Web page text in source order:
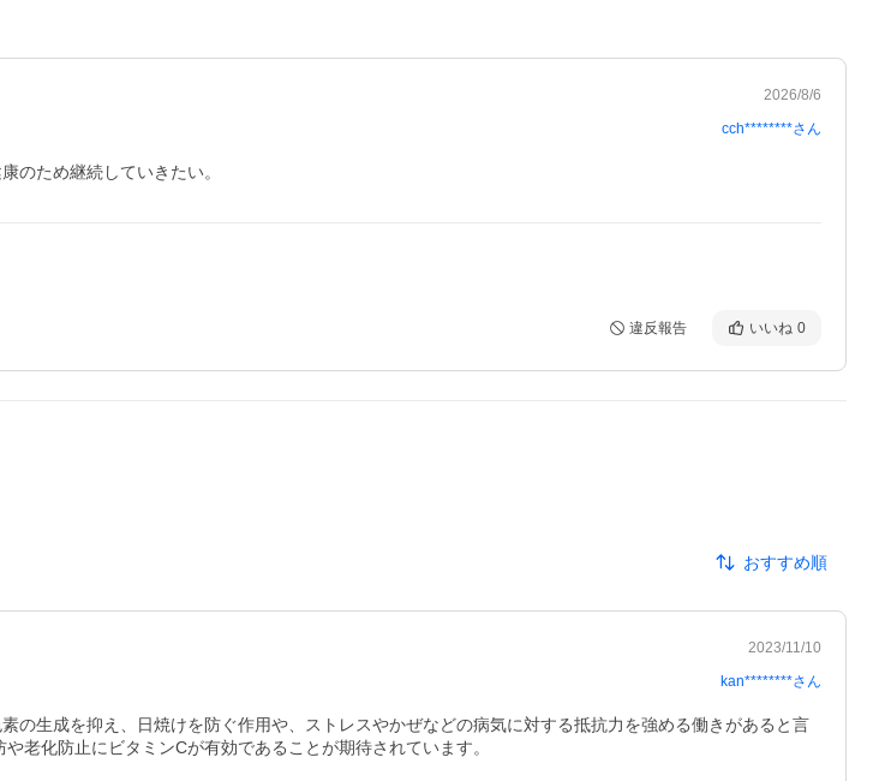
2026/8/6
cch********さん
のため継続していきたい。
違反報告 いいね 0
おすすめ順
2023/11/10
kan********さん
の生成を抑え、日焼けを防ぐ作用や、ストレスやかぜなどの病気に対する抵抗力を強める働きがあると言
老化防止にビタミンCが有効であることが期待されています。